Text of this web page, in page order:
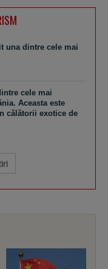
una dintre cele mai
cele mai
Aceasta este
călătorii exotice de